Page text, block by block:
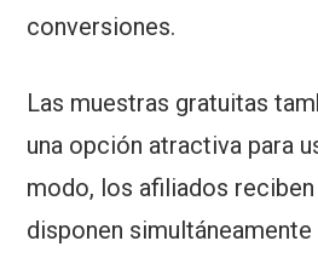
conversiones.
Las muestras gratuitas
una opción atractiva para
modo, los afiliados
disponen